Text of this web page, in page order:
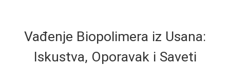
Vađenje Biopolimera iz Usana:
Iskustva, Oporavak i Saveti